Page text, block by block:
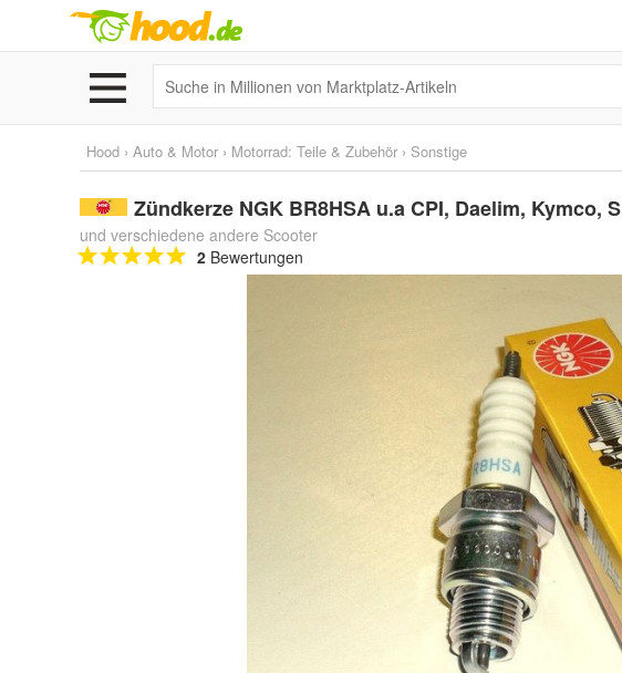
Hood › Auto & Motor › Motorrad: Teile & Zubehör › Sonstige
Zündkerze NGK BR8HSA u.a CPI, Daelim, Kymco,
und verschiedene andere Scooter
2 Bewertungen